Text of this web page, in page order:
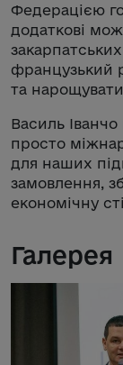
Федерацією
додаткові
французький
та
Василь
просто
для наших
замовлення,
економічну
Галерея